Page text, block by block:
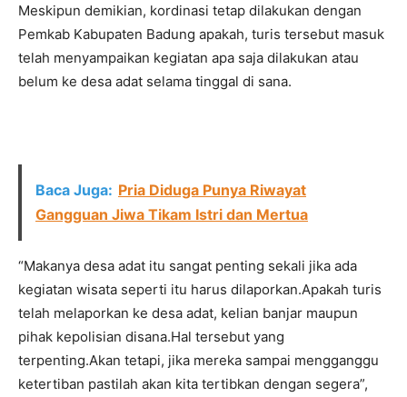
Meskipun demikian, kordinasi tetap dilakukan dengan
Pemkab Kabupaten Badung apakah, turis tersebut masuk
telah menyampaikan kegiatan apa saja dilakukan atau
belum ke desa adat selama tinggal di sana.
Baca Juga: Pria Diduga Punya Riwayat
Gangguan Jiwa Tikam Istri dan Mertua
“Makanya desa adat itu sangat penting sekali jika ada
kegiatan wisata seperti itu harus dilaporkan.Apakah turis
telah melaporkan ke desa adat, kelian banjar maupun
pihak kepolisian disana.Hal tersebut yang
terpenting.Akan tetapi, jika mereka sampai mengganggu
ketertiban pastilah akan kita tertibkan dengan segera”,